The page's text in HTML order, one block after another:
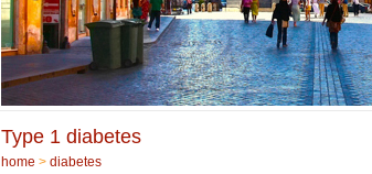
Type 1 diabetes
home > diabetes